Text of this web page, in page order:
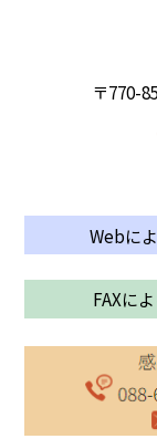
〒770-
Webに
FAXに